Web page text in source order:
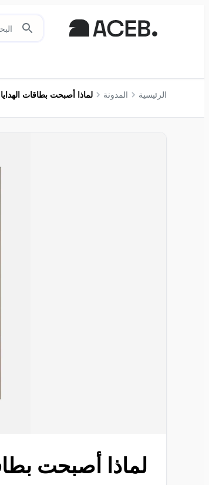
الرئيسية المدونة لماذا أصبحت بطاقات الهدايا
لماذا أصبحت